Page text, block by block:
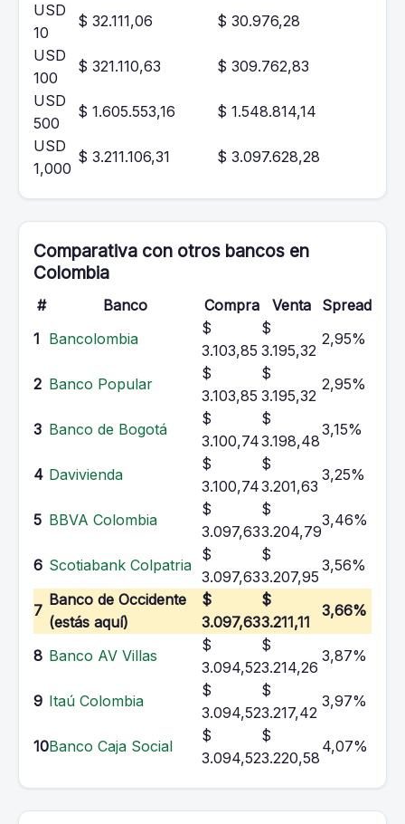
USD
10
$ 32.111,06
$ 30.976,28
USD
100
$ 321.110,63
$ 309.762,83
USD
500
$ 1.605.553,16
$ 1.548.814,14
USD
1,000
$ 3.211.106,31 $ 3.097.628,28
Comparativa con otros bancos en
Colombia
# Banco Compra Venta
Spread
1 Bancolombia
$
3.103,85
$
3.195,32
2,95%
2 Banco Popular
$
3.103,85
$
3.195,32
2,95%
3 Banco de Bogotá
$
3.100,74
$
3.198,48
3,15%
4 Davivienda
$
3.100,74
$
3.201,63
3,25%
5 BBVA Colombia
$
3.097,63
$
3.204,79
3,46%
6 Scotiabank Colpatria
$
3.097,63
$
3.207,95
3,56%
7
Banco de Occidente
(estás aquí)
$
3.097,63
$
3.211,11
3,66%
8 Banco AV Villas
$
3.094,52
$
3.214,26
3,87%
9 Itaú Colombia
$
3.094,52
$
3.217,42
3,97%
10Banco Caja Social
$
3.094,52
$
3.220,58
4,07%